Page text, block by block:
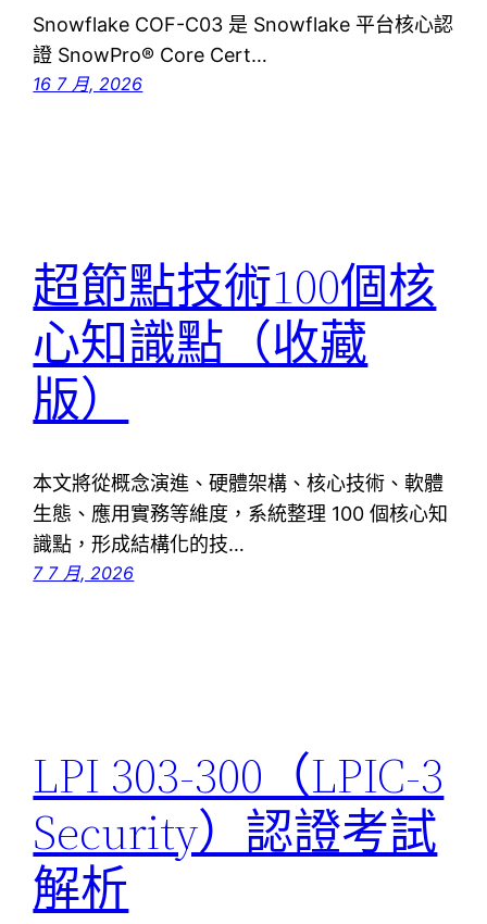
Snowflake COF-C03 是 Snowflake 平台核心認
證 SnowPro® Core Cert…
16 7 月, 2026
超節點技術100個核
心知識點（收藏
版）
本文將從概念演進、硬體架構、核心技術、軟體
生態、應用實務等維度，系統整理 100 個核心知
識點，形成結構化的技…
7 7 月, 2026
LPI 303-300（LPIC-3
Security）認證考試
解析